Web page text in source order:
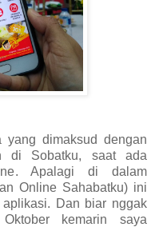
yang dimaksud dengan
di Sobatku, saat ada
Apalagi di dalam
Online Sahabatku) ini
Dan biar nggak
kemarin saya